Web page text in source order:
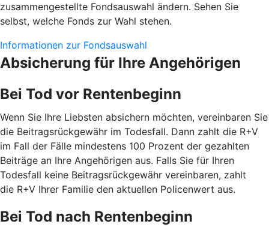
zusammengestellte Fondsauswahl ändern. Sehen Sie
selbst, welche Fonds zur Wahl stehen.
Informationen zur Fondsauswahl
Absicherung für Ihre Angehörigen
Bei Tod vor Rentenbeginn
Wenn Sie Ihre Liebsten absichern möchten, vereinbaren Sie
die Beitragsrückgewähr im Todesfall. Dann zahlt die R+V
im Fall der Fälle mindestens 100 Prozent der gezahlten
Beiträge an Ihre Angehörigen aus. Falls Sie für Ihren
Todesfall keine Beitragsrückgewähr vereinbaren, zahlt
die R+V Ihrer Familie den aktuellen Policenwert aus.
Bei Tod nach Rentenbeginn